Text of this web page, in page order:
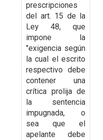
prescripciones
del art. 15 de la
Ley 48, que
impone la
"exigencia según
la cual el escrito
respectivo debe
contener una
crítica prolija de
la sentencia
impugnada, o
sea que el
apelante debe